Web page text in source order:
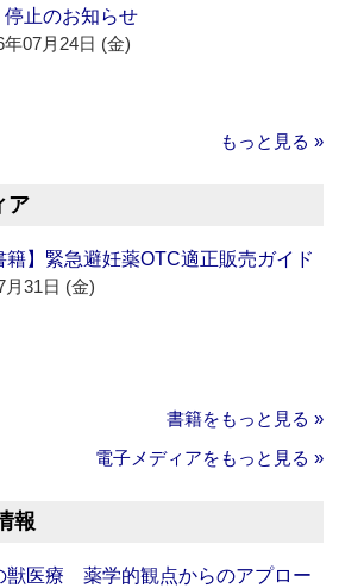
停止のお知らせ
年07月24日 (金)
もっと見る »
ア
籍】緊急避妊薬OTC適正販売ガイド
月31日 (金)
書籍をもっと見る »
電子メディアをもっと見る »
報
獣医療 薬学的観点からのアプロー